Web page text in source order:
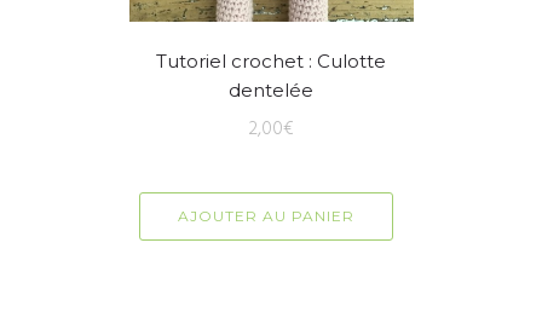
Tutoriel crochet : Culotte
dentelée
2,00€
AJOUTER AU PANIER